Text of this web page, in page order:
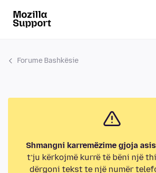
Forume Bashkësie
Shmangni karremëzime gjoja
t’ju kërkojmë kurrë të bëni një
dërgoni tekst te një numër